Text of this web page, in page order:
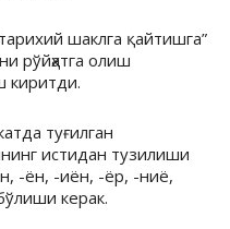
шаклга қайтишга”
рўйҳатга олиш
киритди.
туғилган
истидан тузилиши
-ён, -иён, -ёр, -ниё,
керак.